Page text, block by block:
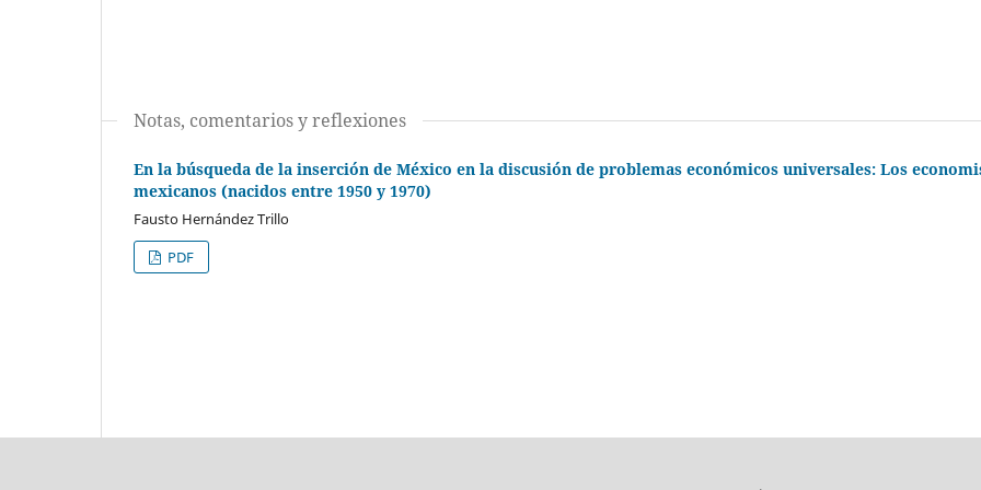
Notas, comentarios y reflexiones
En la búsqueda de la inserción de México en la discusión de problemas económicos universales: Los
mexicanos (nacidos entre 1950 y 1970)
Fausto Hernández Trillo
PDF